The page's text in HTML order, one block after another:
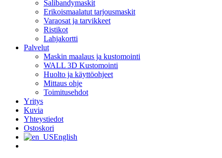
Salibandymaskit
Erikoismaalatut tarjousmaskit
Varaosat ja tarvikkeet
Ristikot
Lahjakortti
Palvelut
Maskin maalaus ja kustomointi
WALL 3D Kustomointi
Huolto ja käyttöohjeet
Mittaus ohje
Toimitusehdot
Yritys
Kuvia
Yhteystiedot
Ostoskori
English